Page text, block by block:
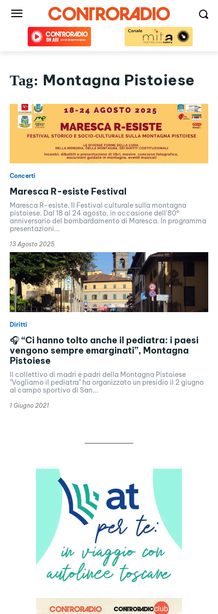
Tag: Montagna Pistoiese
Concerti
Maresca R-esiste Festival
Maresca R-esiste. Il Festival culturale sulla montagna
pistoiese. Dal 18 al 24 agosto, in occasione dell'80°
anniversario del bombardamento di Maresca. In programma
presentazioni...
13 Agosto 2025
Diritti
🎧 “Ci hanno tolto anche il pediatra: i paesi
vengono sempre emarginati”, Montagna
Pistoiese
Il collettivo di madri e padri della Montagna Pistoiese
"Vogliamo il pediatra" ha organizzato un presidio il 2 giugno
al campo sportivo di San...
1 Giugno 2021